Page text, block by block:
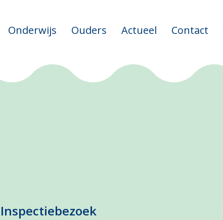
Onderwijs Ouders Actueel Contact
Inspectiebezoek